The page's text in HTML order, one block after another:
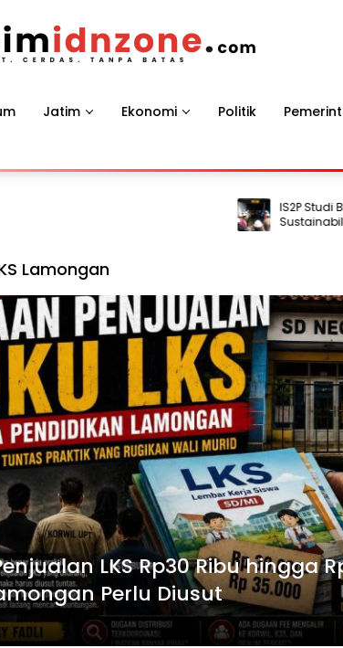
Jatim Ekonomi Politik
IS2P Studi
Sustainability
Air
Lamongan
LKS Rp30 Ribu hingga
Perlu Diusut